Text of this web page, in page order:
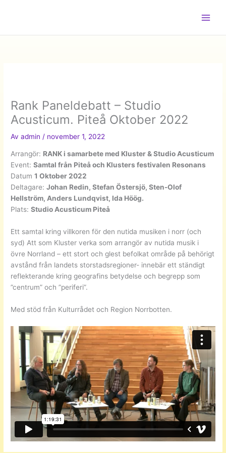
Rank Paneldebatt – Studio
Acusticum. Piteå Oktober 2022
Avadmin / november 1, 2022
Arrangör: RANK i samarbete med Kluster & Studio Acusticum
Event:Samtal från Piteå och Klusters festivalen Resonans
Datum1 Oktober 2022
Deltagare:Johan Redin, Stefan Östersjö, Sten-Olof
Hellström, Anders Lundqvist, Ida Höög.
Plats:Studio Acusticum Piteå
Ett samtal kring villkoren för den nutida musiken i norr (och
syd) Att som Kluster verka som arrangör av nutida musik i
övre Norrland – ett stort och glest befolkat område på behörigt
avstånd från landets storstadsregioner- innebär ett ständigt
reflekterande kring geografins betydelse och begrepp som
”centrum” och ”periferi”.
Med stöd från Kulturrådet och Region Norrbotten.